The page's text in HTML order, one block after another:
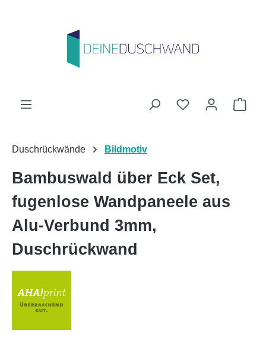
Du hast 0
Duschrückwände Bildmotiv
Bambuswald über Eck Set,
fugenlose Wandpaneele aus
Alu-Verbund 3mm,
Duschrückwand